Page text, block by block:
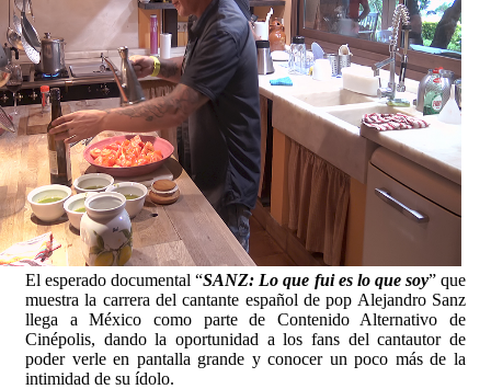
El esperado documental “SANZ: Lo que fui es lo que soy” que
muestra la carrera del cantante español de pop Alejandro Sanz
llega a México como parte de Contenido Alternativo de
Cinépolis, dando la oportunidad a los fans del cantautor de
poder verle en pantalla grande y conocer un poco más de la
intimidad de su ídolo.